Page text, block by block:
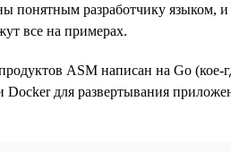
понятным разработчику языком,
все на примерах.
ASM написан на Go (кое-
для развертывания